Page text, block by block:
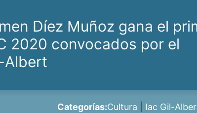
Díez Muñoz gana el
2020 convocados por el
Albert
Categorías:Cultura Iac Gil-